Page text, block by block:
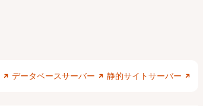
データベースサーバー 静的サイトサーバー